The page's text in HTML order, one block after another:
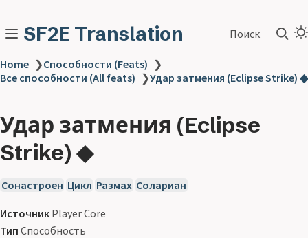
SF2E Translation Поиск
Home ❯Способности (Feats) ❯
Все способности (All feats) ❯Удар затмения (Eclipse Strike) ◆
Удар затмения (Eclipse
Strike) ◆
Сонастроен Цикл Размах Солариан
Источник Player Core
Тип Способность